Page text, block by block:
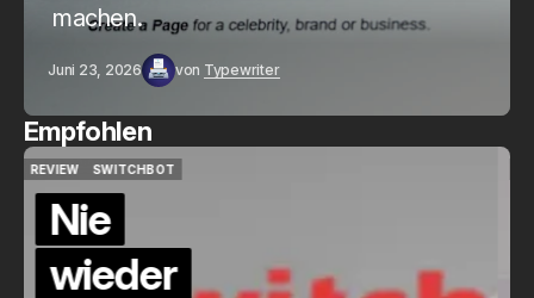
machen.
Juni 23, 2026 von Typewriter
Empfohlen
QUICKCHECK
HOME ASSISTANT